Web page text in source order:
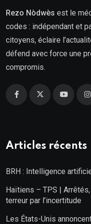
Rezo Nòdwès est le
codes : indépendant et
citoyens, éclaire
défend avec force une
compromis.
Articles récents
BRH : Intelligence
Haïtiens – TPS |
terreur par l’incertitude
Les États-Unis